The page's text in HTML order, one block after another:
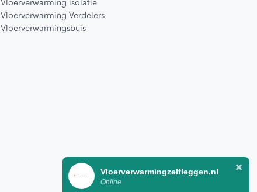
Vloerverwarming isolatie
Vloerverwarming Verdelers
Vloerverwarmingsbuis
Vloerverwarmingzelfleggen.nl
Online